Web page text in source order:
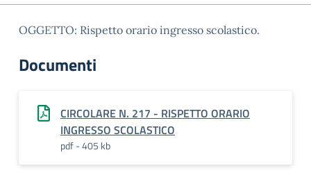
OGGETTO: Rispetto orario ingresso scolastico.
Documenti
CIRCOLARE N. 217 - RISPETTO ORARIO
INGRESSO SCOLASTICO
pdf - 405 kb